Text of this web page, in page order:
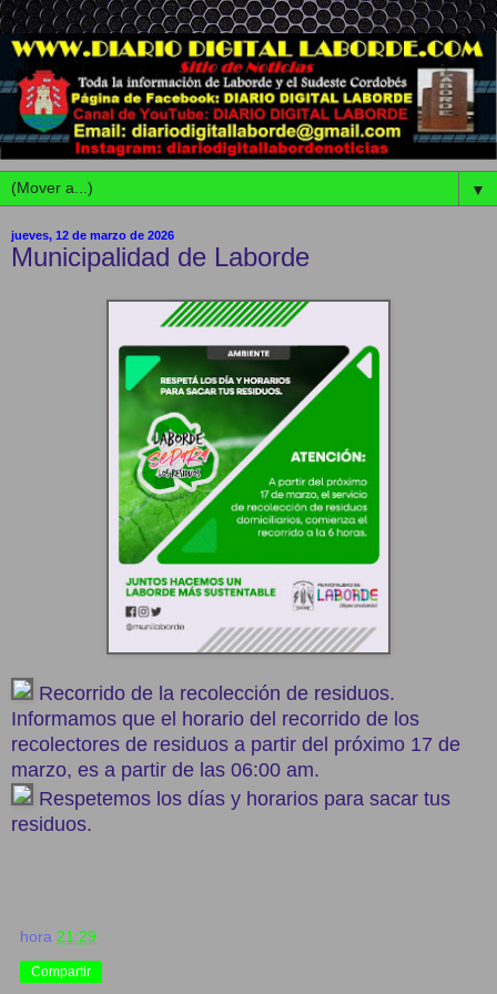
▼
jueves, 12 de marzo de 2026
Municipalidad de Laborde
Recorrido de la recolección de residuos.
Informamos que el horario del recorrido de los
recolectores de residuos a partir del próximo 17 de
marzo, es a partir de las 06:00 am.
Respetemos los días y horarios para sacar tus
residuos.
hora 21:29
Compartir